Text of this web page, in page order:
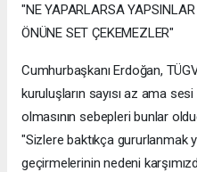
"NE YAPARLARSA
ÖNÜNE SET ÇEKEMEZLER"
Cumhurbaşkanı Erdoğan,
kuruluşların sayısı az ama
olmasının sebepleri bunlar
"Sizlere baktıkça gururlanmak
geçirmelerinin nedeni